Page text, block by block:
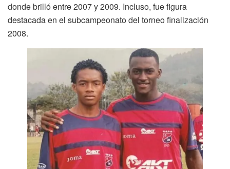
donde brilló entre 2007 y 2009. Incluso, fue figura
destacada en el subcampeonato del torneo finalización
2008.